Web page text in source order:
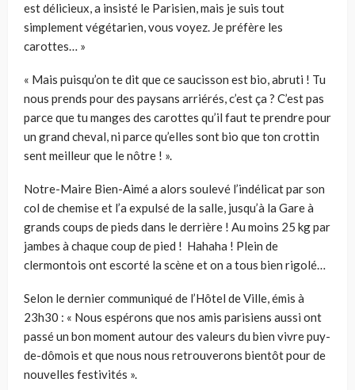
est délicieux, a insisté le Parisien, mais je suis tout
simplement végétarien, vous voyez. Je préfère les
carottes… »
« Mais puisqu’on te dit que ce saucisson est bio, abruti ! Tu
nous prends pour des paysans arriérés, c’est ça ? C’est pas
parce que tu manges des carottes qu’il faut te prendre pour
un grand cheval, ni parce qu’elles sont bio que ton crottin
sent meilleur que le nôtre ! ».
Notre-Maire Bien-Aimé a alors soulevé l’indélicat par son
col de chemise et l’a expulsé de la salle, jusqu’à la Gare à
grands coups de pieds dans le derrière ! Au moins 25 kg par
jambes à chaque coup de pied ! Hahaha ! Plein de
clermontois ont escorté la scène et on a tous bien rigolé…
Selon le dernier communiqué de l’Hôtel de Ville, émis à
23h30 : « Nous espérons que nos amis parisiens aussi ont
passé un bon moment autour des valeurs du bien vivre puy-
de-dômois et que nous nous retrouverons bientôt pour de
nouvelles festivités ».